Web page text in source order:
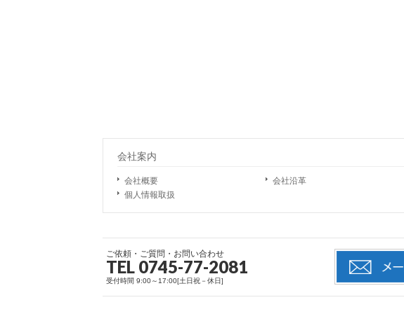
会社案内
会社概要
会社沿革
個人情報取扱
ご依頼・ご質問・お問い合わせ
TEL 0745-77-2081
受付時間 9:00～17:00[土日祝－休日]